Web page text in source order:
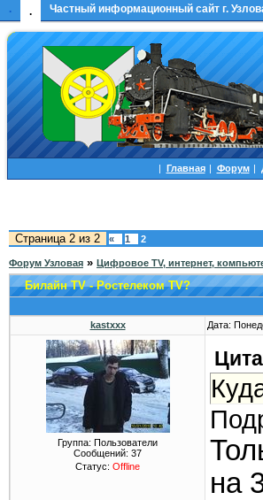
. . Частный информационный сайт г.
| Главная | Форум |
Страница 2 из 2 « 1 2
Форум Узловая » Цифровое TV, интернет,
Билайн TV - Ростелеком TV?
kastxxx Дата:
Группа: Пользователи
Сообщений: 37
Статус: Offline
на